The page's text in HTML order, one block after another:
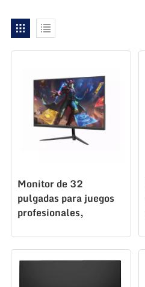
Monitor de 32
pulgadas para juegos
profesionales,